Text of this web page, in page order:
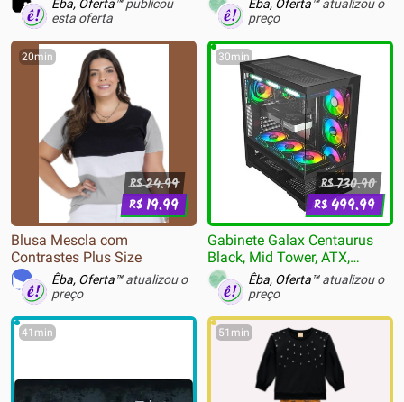
Êba, Oferta™publicou
esta oferta
Êba, Oferta™atualizou o
preço
20min
R$24.99
R$19.99
Blusa Mescla com
Contrastes Plus Size
Êba, Oferta™atualizou o
preço
30min
R$730.90
R$499.99
Gabinete Galax Centaurus
Black, Mid Tower, ATX,
Frontal de Vidro, Sem FANs,
Preto - GLX-CENTAURUS-
2065
Êba, Oferta™atualizou o
preço
41min 51min